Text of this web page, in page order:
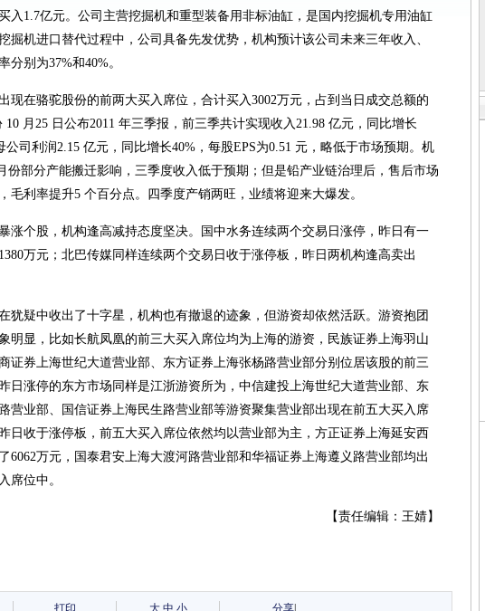
入1.7亿元。公司主营挖掘机和重型装备用非标油缸，是国内挖掘机专用油缸
掘机进口替代过程中，公司具备先发优势，机构预计该公司未来三年收入、
分别为37%和40%。
现在骆驼股份的前两大买入席位，合计买入3002万元，占到当日成交总额的
10 月25 日公布2011 年三季报，前三季共计实现收入21.98 亿元，同比增长
公司利润2.15 亿元，同比增长40%，每股EPS为0.51 元，略低于市场预期。机
份部分产能搬迁影响，三季度收入低于预期；但是铅产业链治理后，售后市场
毛利率提升5 个百分点。四季度产销两旺，业绩将迎来大爆发。
涨个股，机构逢高减持态度坚决。国中水务连续两个交易日涨停，昨日有一
万元；北巴传媒同样连续两个交易日收于涨停板，昨日两机构逢高卖出
犹疑中收出了十字星，机构也有撤退的迹象，但游资却依然活跃。游资抱团
明显，比如长航凤凰的前三大买入席位均为上海的游资，民族证券上海羽山
证券上海世纪大道营业部、东方证券上海张杨路营业部分别位居该股的前三
日涨停的东方市场同样是江浙游资所为，中信建投上海世纪大道营业部、东
营业部、国信证券上海民生路营业部等游资聚集营业部出现在前五大买入席
日收于涨停板，前五大买入席位依然均以营业部为主，方正证券上海延安西
6062万元，国泰君安上海大渡河路营业部和华福证券上海遵义路营业部均出
席位中。
【责任编辑：王婧】
打印 大 中 小 分享